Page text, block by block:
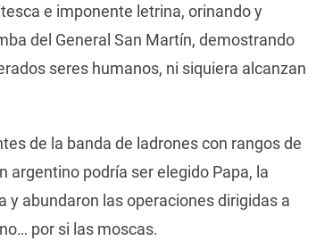
e imponente letrina, orinando y
del General San Martín, demostrando
seres humanos, ni siquiera alcanzan
de la banda de ladrones con rangos de
podría ser elegido Papa, la
y abundaron las operaciones dirigidas a
por si las moscas.